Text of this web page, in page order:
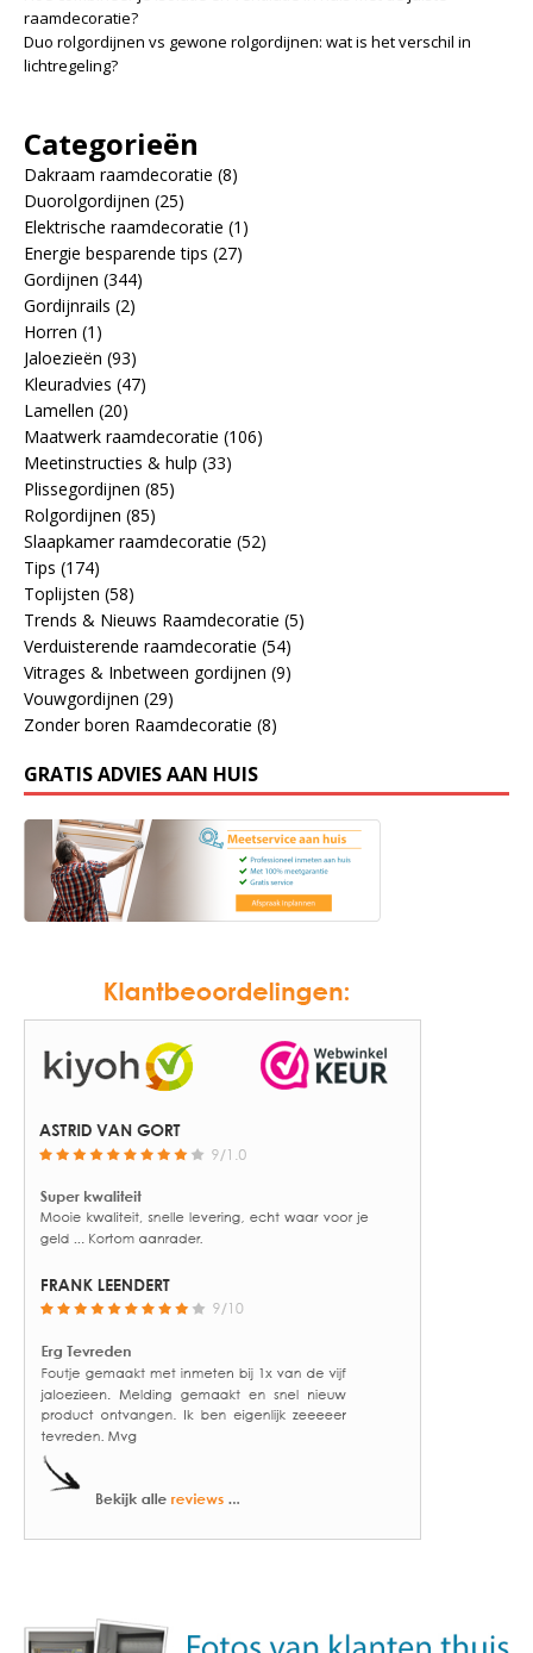
raamdecoratie?
Duo rolgordijnen vs gewone rolgordijnen: wat is het verschil in
lichtregeling?
Categorieën
Dakraam raamdecoratie (8)
Duorolgordijnen (25)
Elektrische raamdecoratie (1)
Energie besparende tips (27)
Gordijnen (344)
Gordijnrails (2)
Horren (1)
Jaloezieën (93)
Kleuradvies (47)
Lamellen (20)
Maatwerk raamdecoratie (106)
Meetinstructies & hulp (33)
Plissegordijnen (85)
Rolgordijnen (85)
Slaapkamer raamdecoratie (52)
Tips (174)
Toplijsten (58)
Trends & Nieuws Raamdecoratie (5)
Verduisterende raamdecoratie (54)
Vitrages & Inbetween gordijnen (9)
Vouwgordijnen (29)
Zonder boren Raamdecoratie (8)
GRATIS ADVIES AAN HUIS